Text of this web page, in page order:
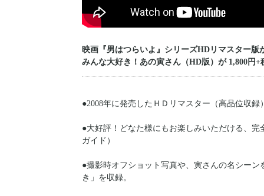
映画『男はつらいよ』シリーズHDリマスター版
みんな大好き！あの寅さん（HD版）が 1,800円
●2008年に発売したＨＤリマスター（高品位収
●大好評！どなた様にもお楽しみいただける、
ガイド）
●撮影時オフショット写真や、寅さんの名シー
き」を収録。